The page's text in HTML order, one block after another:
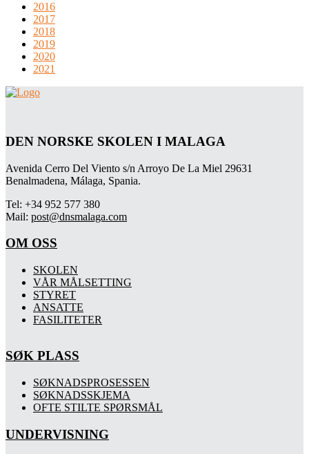
2016
2017
2018
2019
2020
2021
DEN NORSKE SKOLEN I MALAGA
Avenida Cerro Del Viento s/n Arroyo De La Miel 29631
Benalmadena, Málaga, Spania.
Tel: +34 952 577 380
Mail: post@dnsmalaga.com
OM OSS
SKOLEN
VÅR MÅLSETTING
STYRET
ANSATTE
FASILITETER
SØK PLASS
SØKNADSPROSESSEN
SØKNADSSKJEMA
OFTE STILTE SPØRSMÅL
UNDERVISNING